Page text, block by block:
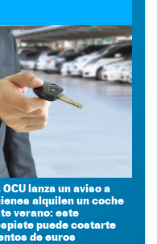
OCU lanza un aviso a
alquilen un coche
verano: este
puede costarte
de euros